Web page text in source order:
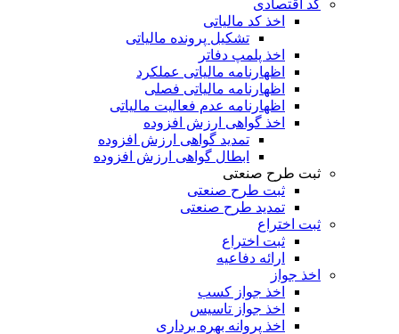
کد اقتصادی
اخذ کد مالیاتی
تشکیل پرونده مالیاتی
اخذ پلمپ دفاتر
اظهارنامه مالیاتی عملکرد
اظهارنامه مالیاتی فصلی
اظهارنامه عدم فعالیت مالیاتی
اخذ گواهی ارزش افزوده
تمدید گواهی ارزش افزوده
ابطال گواهی ارزش افزوده
ثبت طرح صنعتی
ثبت طرح صنعتی
تمدید طرح صنعتی
ثبت اختراع
ثبت اختراع
ارائه دفاعیه
اخذ جواز
اخذ جواز کسب
اخذ جواز تاسیس
اخذ پروانه بهره برداری